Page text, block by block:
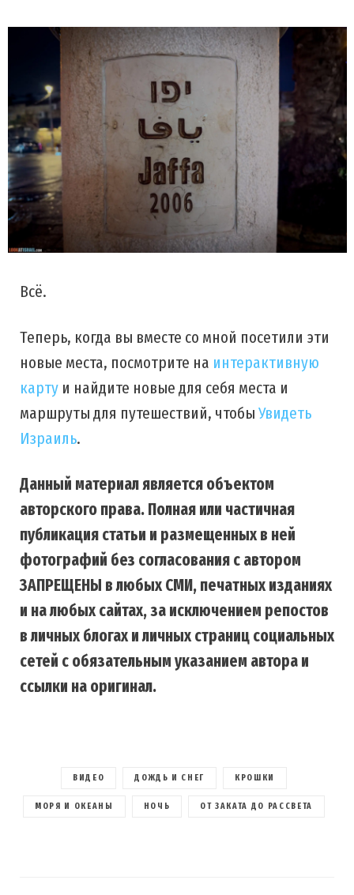
Всё.
Теперь, когда вы вместе со мной посетили эти
новые места, посмотрите на интерактивную
карту и найдите новые для себя места и
маршруты для путешествий, чтобыУвидеть
Израиль.
Данный материал является объектом
авторского права. Полная или частичная
публикация статьи и размещенных в ней
фотографий без согласования с автором
ЗАПРЕЩЕНЫ в любых СМИ, печатных изданиях
и на любых сайтах, за исключением репостов
в личных блогах и личных страниц социальных
сетей с обязательным указанием автора и
ссылки на оригинал.
ВИДЕО ДОЖДЬ И СНЕГ КРОШКИ
МОРЯ И ОКЕАНЫ НОЧЬ ОТ ЗАКАТА ДО РАССВЕТА